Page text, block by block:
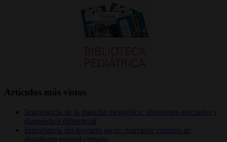
Artículos más vistos
Importancia de la mancha mongólica: síndromes asociados y
diagnóstico diferencial
Importancia del hoyuelo sacro: marcador cutáneo de
disrafismo espinal cerrado